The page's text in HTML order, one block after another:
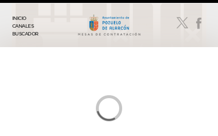
INICIO
CANALES
BUSCADOR